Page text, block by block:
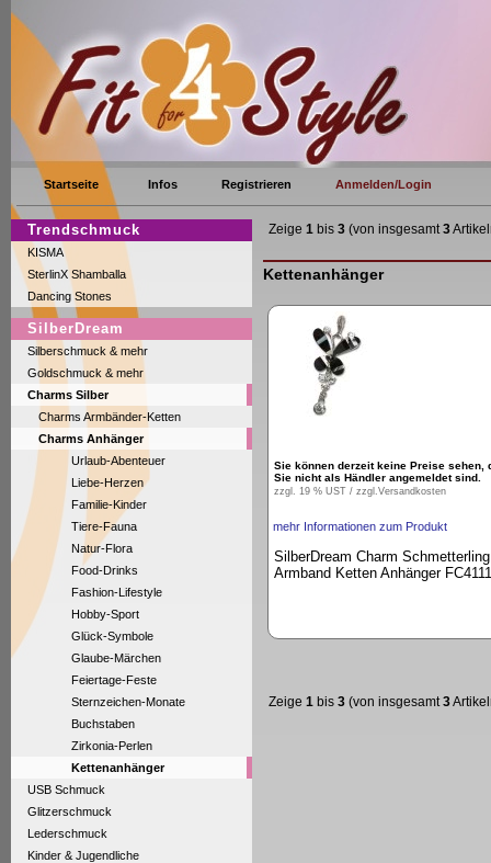
Startseite Infos Registrieren Anmelden/Login
Trendschmuck
KISMA
SterlinX Shamballa
Dancing Stones
SilberDream
Silberschmuck & mehr
Goldschmuck & mehr
Charms Silber
Charms Armbänder-Ketten
Charms Anhänger
Urlaub-Abenteuer
Liebe-Herzen
Familie-Kinder
Tiere-Fauna
Natur-Flora
Food-Drinks
Fashion-Lifestyle
Hobby-Sport
Glück-Symbole
Glaube-Märchen
Feiertage-Feste
Sternzeichen-Monate
Buchstaben
Zirkonia-Perlen
Kettenanhänger
USB Schmuck
Glitzerschmuck
Lederschmuck
Kinder & Jugendliche
Zeige 1 bis 3 (von insgesamt3
Kettenanhänger
Sie können derzeit keine Preise sehen,
Sie nicht als Händler angemeldet sind.
zzgl. 19 % UST / zzgl.Versandkosten
mehr Informationen zum Produkt
SilberDream Charm Schmetterling
Armband Ketten Anhänger
Zeige 1 bis 3 (von insgesamt3